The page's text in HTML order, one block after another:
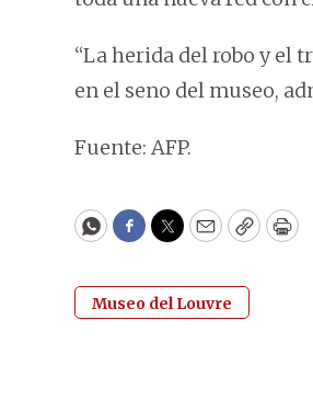
“La herida del robo y el
en el seno del museo,
Fuente: AFP.
WhatsApp
Facebook
Twitter
EmailCopy
Museo del Louvre